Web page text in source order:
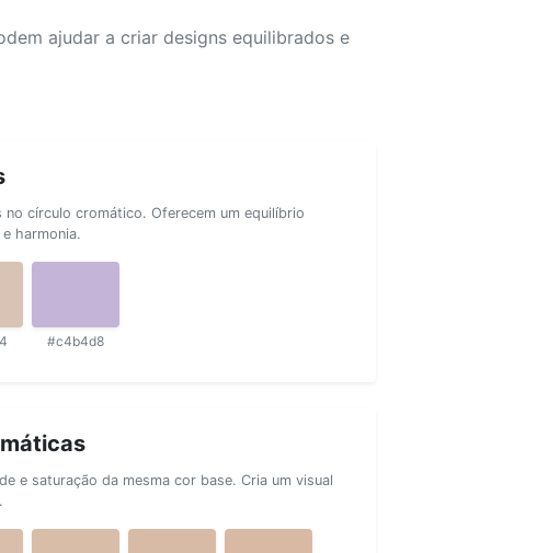
ajudar a criar designs equilibrados e
no círculo cromático. Oferecem um equilíbrio
harmonia.
#c4b4d8
e saturação da mesma cor base. Cria um visual